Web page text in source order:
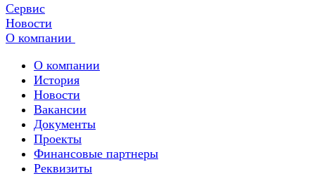
Сервис
Новости
О компании
О компании
История
Новости
Вакансии
Документы
Проекты
Финансовые партнеры
Реквизиты